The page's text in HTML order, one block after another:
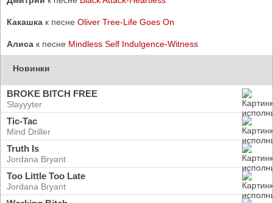
Какашка к песне Oliver Tree-Life Goes On
Алиса к песне Mindless Self Indulgence-Witness
Новинки
BROKE BITCH FREE
Slayyyter
Tic-Tac
Mind Driller
Truth Is
Jordana Bryant
Too Little Too Late
Jordana Bryant